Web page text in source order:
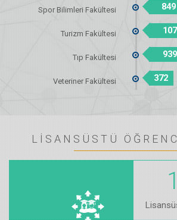
849
Spor Bilimleri Fakültesi
Turizm Fakültesi
939
Tıp Fakültesi
372
Veteriner Fakültesi
LİSANSÜSTÜ